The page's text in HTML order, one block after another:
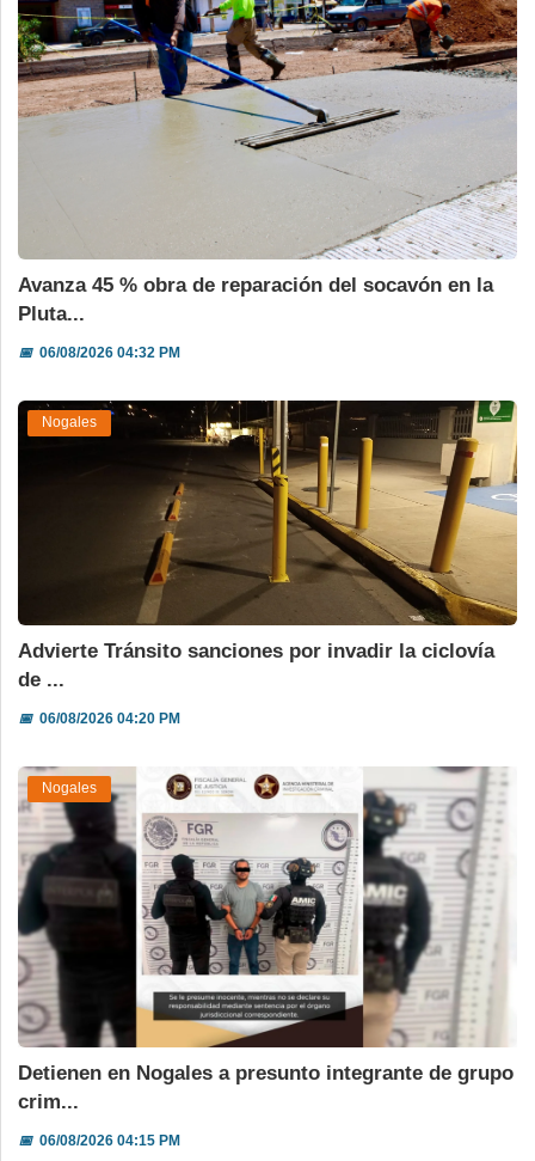
Avanza 45 % obra de reparación del socavón en la
Pluta...
📅06/08/2026 04:32 PM
Nogales
Advierte Tránsito sanciones por invadir la ciclovía
de ...
📅06/08/2026 04:20 PM
Nogales
Detienen en Nogales a presunto integrante de grupo
crim...
📅06/08/2026 04:15 PM